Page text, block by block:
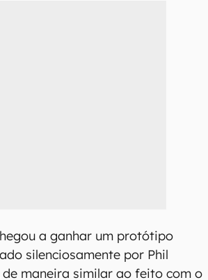
a ganhar um protótipo
silenciosamente por Phil
de maneira similar ao feito com o